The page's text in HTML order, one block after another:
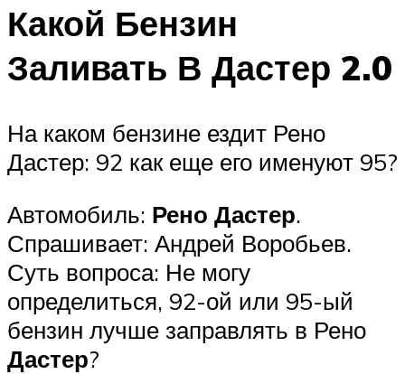
Какой Бензин
Заливать В Дастер 2.0
На каком бензине ездит Рено
Дастер: 92 как еще его именуют 95?
Автомобиль: Рено Дастер.
Спрашивает: Андрей Воробьев.
Суть вопроса: Не могу
определиться, 92-ой или 95-ый
бензин лучше заправлять в Рено
Дастер?